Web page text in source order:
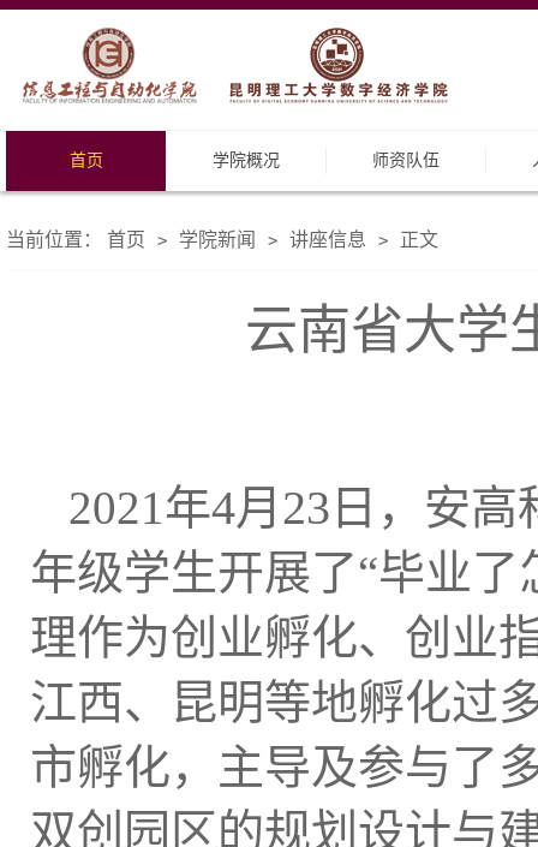
首页 学院概况 师资队伍
当前位置： 首页 > 学院新闻 > 讲座信息 > 正文
云南省大学
2021年4月 23 日，安
年级学生开展了“毕业
理作为创业孵化、创业
江西、昆明等地孵化过
市孵化，主导及参与了
双创园区的规划设计与